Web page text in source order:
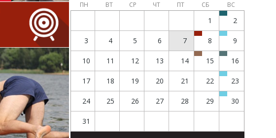
ПН ВТ СР ЧТ ПТ СБ ВС
1 2
3 4 5 6 7 8 9
10 11 12 13 14 15 16
17 18 19 20 21 22 23
24 25 26 27 28 29 30
31